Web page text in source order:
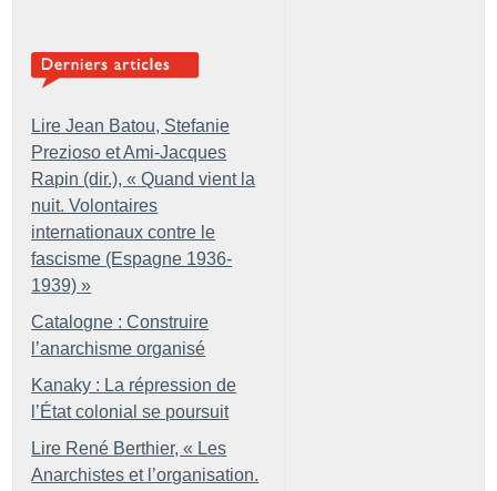
Lire Jean Batou, Stefanie
Prezioso et Ami-Jacques
Rapin (dir.), « Quand vient la
nuit. Volontaires
internationaux contre le
fascisme (Espagne 1936-
1939) »
Catalogne : Construire
l’anarchisme organisé
Kanaky : La répression de
l’État colonial se poursuit
Lire René Berthier, « Les
Anarchistes et l’organisation.